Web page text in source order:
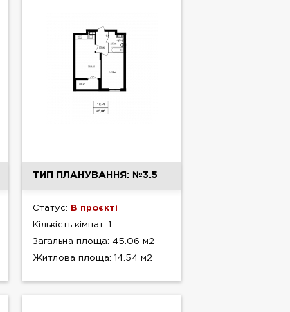
ТИП ПЛАНУВАННЯ: №3.5
Статус: В проєкті
Кількість кімнат: 1
Загальна площа: 45.06 м2
Житлова площа: 14.54 м2